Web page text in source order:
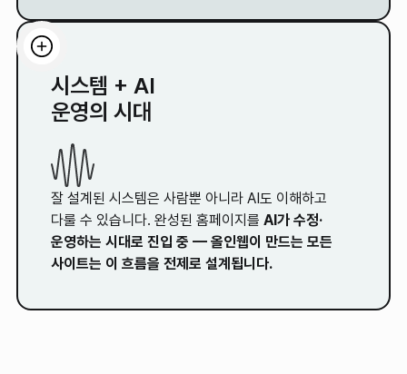
시스템 + AI
운영의 시대
잘 설계된 시스템은 사람뿐 아니라 AI도 이해하고
다룰 수 있습니다. 완성된 홈페이지를AI가 수정·
운영하는 시대로 진입 중 — 올인웹이 만드는 모든
사이트는 이 흐름을 전제로 설계됩니다.